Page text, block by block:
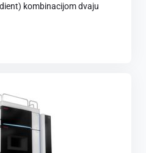
kombinacijom dvaju